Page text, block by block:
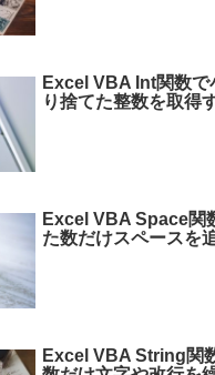
Excel VBA Int関数で
り捨てた整数を取得
Excel VBA Space関
た数だけスペースを
Excel VBA String関